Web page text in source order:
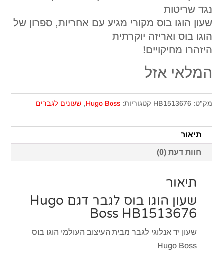
נגד שריטות
שעון הוגו בוס מקורי מגיע עם אחריות, ספרון של
הוגו בוס ואריזה יוקרתית
היזהרו מחיקויים!
המלאי אזל
מק"ט: HB1513676 קטגוריות:Hugo Boss
, שעונים לגברים
תיאור
חוות דעת (0)
תיאור
שעון הוגו בוס לגבר דגם Hugo
Boss HB1513676
שעון יד אנלוגי לגבר מבית העיצוב העולמי הוגו בוס
Hugo Boss